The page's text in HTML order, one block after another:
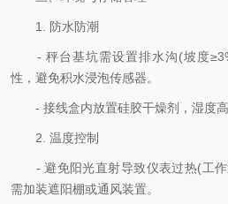
1. 防水防潮
- 秤台基坑需设置排水沟(坡度
性，避免积水浸泡传感器。
- 接线盒内放置硅胶干燥剂，湿度高
2. 温度控制
- 避免阳光直射导致仪表过热(工
需加装遮阳棚或通风装置。